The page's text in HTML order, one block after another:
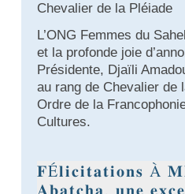
Chevalier de la Pléiade
L’ONG Femmes du
et la profonde joie
Présidente, Djaïli
au rang de Chevalier de
Ordre de la
Cultures.
𝐅É𝐥𝐢𝐜𝐢𝐭𝐚𝐭𝐢𝐨𝐧𝐬 À